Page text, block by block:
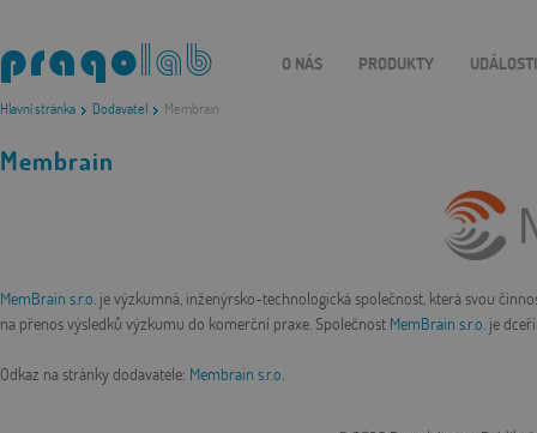
Hlavní stránka Dodavatel Membrain
O NÁS PRODUKTY UDÁLOSTI
Membrain
MemBrain s.r.o. je výzkumná, inženýrsko-technologická společnost, která svou
na přenos výsledků výzkumu do komerční praxe. Společnost MemBrain s.r.o. je
Odkaz na stránky dodavatele: Membrain s.r.o.